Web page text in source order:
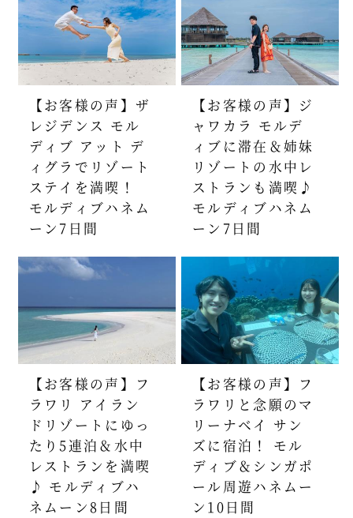
【お客様の声】ザ
レジデンス モル
ディブ アット デ
ィグラでリゾート
ステイを満喫！
モルディブハネム
ーン7日間
【お客様の声】ジ
ャワカラ モルデ
ィブに滞在＆姉妹
リゾートの水中レ
ストランも満喫♪
モルディブハネム
ーン7日間
【お客様の声】フ
ラワリ アイラン
ドリゾートにゆっ
たり5連泊＆水中
レストランを満喫
♪ モルディブハ
ネムーン8日間
【お客様の声】フ
ラワリと念願のマ
リーナベイ サン
ズに宿泊！ モル
ディブ＆シンガポ
ール周遊ハネムー
ン10日間